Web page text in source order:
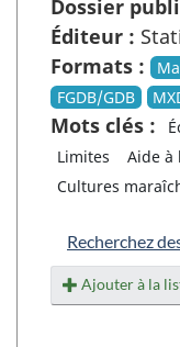
Dossier
Éditeur :
Formats :
FGDB/GDB
Mots clés :
Limites
Aide
Cultures
Recherchez
Ajouter à la